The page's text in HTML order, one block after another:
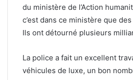
du ministère de l’Action
c’est dans ce ministère que
Ils ont détourné plusieurs
La police a fait un excellent
véhicules de luxe, un bon